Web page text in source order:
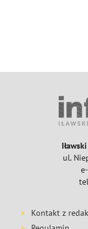
ul.
Kontakt z